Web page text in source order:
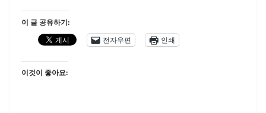
이 글 공유하기:
전자우편
인쇄
이것이 좋아요: